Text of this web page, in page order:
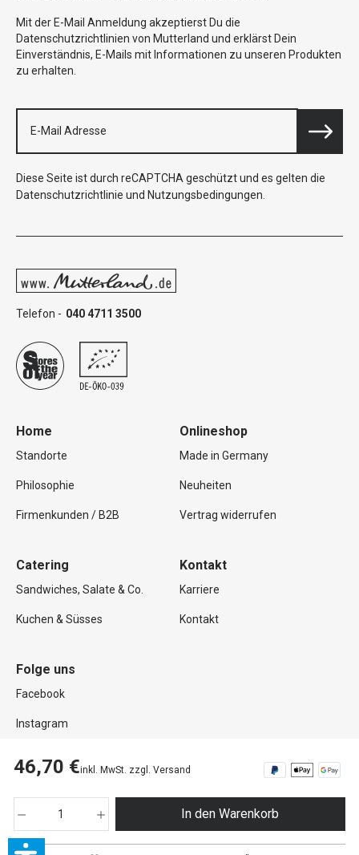
46,70 €inkl. MwSt. zzgl. Versand
In den Warenkorb
Mit der E-Mail Anmeldung akzeptierst Du die
Datenschutzrichtlinien von Mutterland und erklärst Dein
Einverständnis, E-Mails mit Informationen zu unseren Produkten
zu erhalten.
Diese Seite ist durch reCAPTCHA geschützt und es gelten die
Datenschutzrichtlinie und Nutzungsbedingungen
Telefon - 040 4711 3500
Home
Standorte
Philosophie
Firmenkunden / B2B
Onlineshop
Made in Germany
Neuheiten
Vertrag widerrufen
Catering
Sandwiches, Salate & Co.
Kuchen & Süsses
Kontakt
Karriere
Kontakt
Folge uns
Facebook
Instagram
Impressum Datenschutz AGB
Widerrufsrecht